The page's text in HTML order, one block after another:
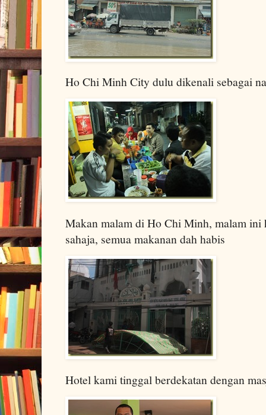
Ho Chi Minh City dulu dikenali sebagai
Makan malam di Ho Chi Minh, malam ini
sahaja, semua makanan dah habis
Hotel kami tinggal berdekatan dengan